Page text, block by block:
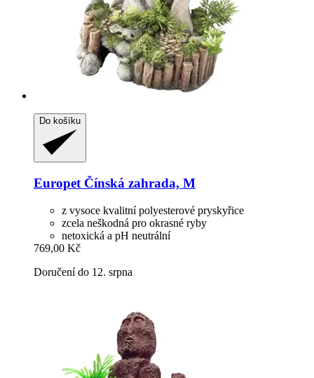
Do košíku
Europet Čínská zahrada, M
z vysoce kvalitní polyesterové pryskyřice
zcela neškodná pro okrasné ryby
netoxická a pH neutrální
769,00 Kč
Doručení do 12. srpna